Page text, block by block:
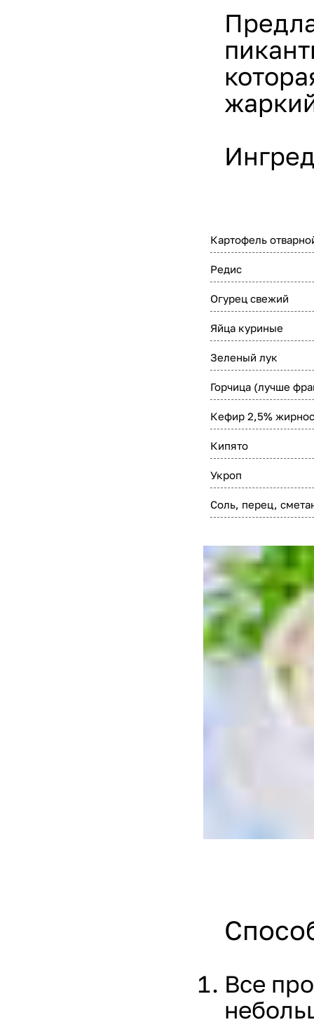
Картофель
Редис
Огурец свежий
Яйца куриные
Зеленый лук
Горчица (лучше
Кефир 2,5%
Кипято
Укроп
Соль, перец,
Все